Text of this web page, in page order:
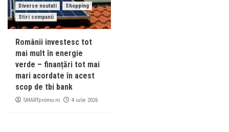
Diverse noutati
Shopping
Stiri companii
Românii investesc tot
mai mult în energie
verde – finanțări tot mai
mari acordate în acest
scop de tbi bank
SMARTpromo.ro 4 iulie 2026